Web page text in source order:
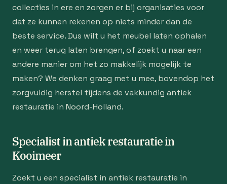
collecties in ere en zorgen er bij organisaties voor
dat ze kunnen rekenen op niets minder dan de
beste service. Dus wilt u het meubel laten ophalen
en weer terug laten brengen, of zoekt u naar een
andere manier om het zo makkelijk mogelijk te
maken? We denken graag met u mee, bovendop het
zorgvuldig herstel tijdens de vakkundig antiek
restauratie in Noord-Holland.
Specialist in antiek restauratie in
Kooimeer
Zoekt u een specialist in antiek restauratie in